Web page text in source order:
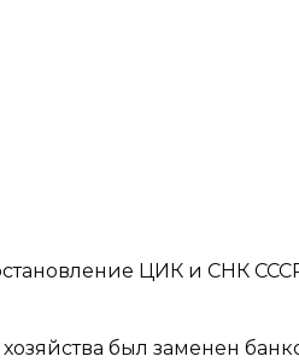
ЦИК и СНК
был заменен